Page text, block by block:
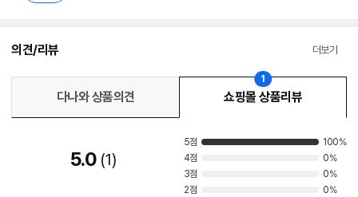
의견/리뷰 더보기
다나와 상품의견 쇼핑몰 상품리뷰
1
5.0 1
5점
100%
4점
0%
3점
0%
2점
0%